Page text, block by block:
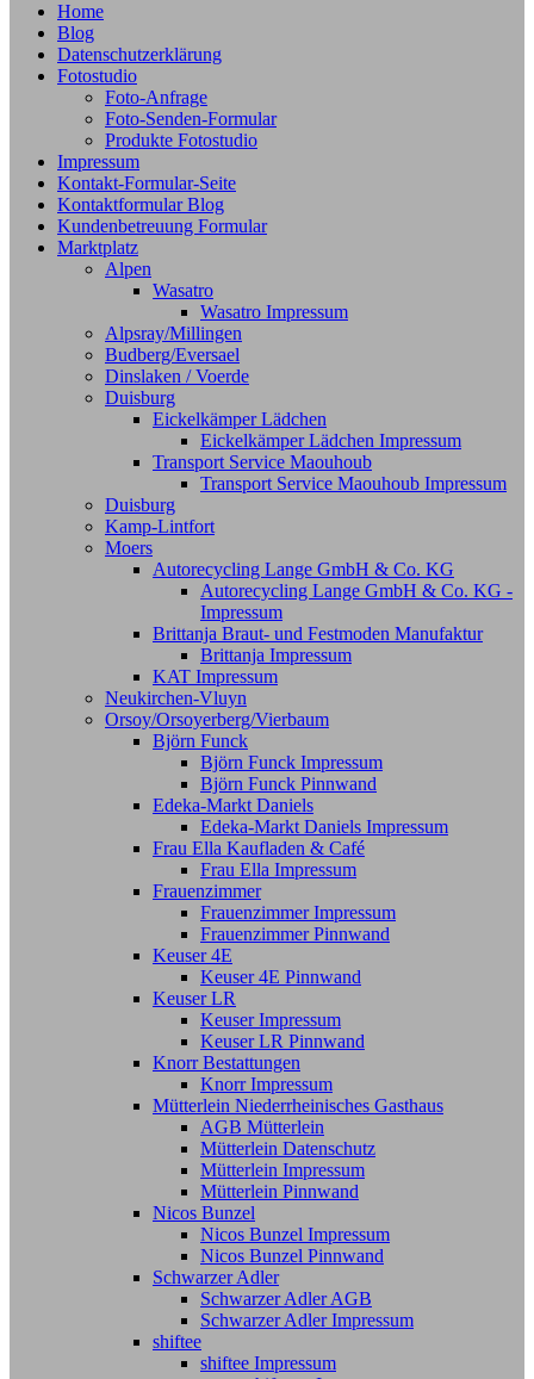
Home
Blog
Datenschutzerklärung
Fotostudio
Foto-Anfrage
Foto-Senden-Formular
Produkte Fotostudio
Impressum
Kontakt-Formular-Seite
Kontaktformular Blog
Kundenbetreuung Formular
Marktplatz
Alpen
Wasatro
Wasatro Impressum
Alpsray/Millingen
Budberg/Eversael
Dinslaken / Voerde
Duisburg
Eickelkämper Lädchen
Eickelkämper Lädchen Impressum
Transport Service Maouhoub
Transport Service Maouhoub Impressum
Duisburg
Kamp-Lintfort
Moers
Autorecycling Lange GmbH & Co. KG
Autorecycling Lange GmbH & Co. KG -
Impressum
Brittanja Braut- und Festmoden Manufaktur
Brittanja Impressum
KAT Impressum
Neukirchen-Vluyn
Orsoy/Orsoyerberg/Vierbaum
Björn Funck
Björn Funck Impressum
Björn Funck Pinnwand
Edeka-Markt Daniels
Edeka-Markt Daniels Impressum
Frau Ella Kaufladen & Café
Frau Ella Impressum
Frauenzimmer
Frauenzimmer Impressum
Frauenzimmer Pinnwand
Keuser 4E
Keuser 4E Pinnwand
Keuser LR
Keuser Impressum
Keuser LR Pinnwand
Knorr Bestattungen
Knorr Impressum
Mütterlein Niederrheinisches Gasthaus
AGB Mütterlein
Mütterlein Datenschutz
Mütterlein Impressum
Mütterlein Pinnwand
Nicos Bunzel
Nicos Bunzel Impressum
Nicos Bunzel Pinnwand
Schwarzer Adler
Schwarzer Adler AGB
Schwarzer Adler Impressum
shiftee
shiftee Impressum